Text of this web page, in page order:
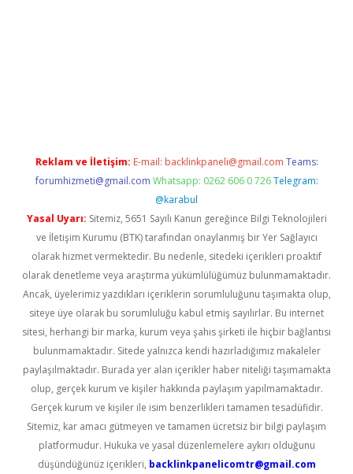
Reklam ve İletişim: E-mail: backlinkpaneli@gmail.com Teams:
forumhizmeti@gmail.com Whatsapp: 0262 606 0 726 Telegram:
@karabul
Yasal Uyarı: Sitemiz, 5651 Sayılı Kanun gereğince Bilgi Teknolojileri
ve İletişim Kurumu (BTK) tarafından onaylanmış bir Yer Sağlayıcı
olarak hizmet vermektedir. Bu nedenle, sitedeki içerikleri proaktif
olarak denetleme veya araştırma yükümlülüğümüz bulunmamaktadır.
Ancak, üyelerimiz yazdıkları içeriklerin sorumluluğunu taşımakta olup,
siteye üye olarak bu sorumluluğu kabul etmiş sayılırlar. Bu internet
sitesi, herhangi bir marka, kurum veya şahıs şirketi ile hiçbir bağlantısı
bulunmamaktadır. Sitede yalnızca kendi hazırladığımız makaleler
paylaşılmaktadır. Burada yer alan içerikler haber niteliği taşımamakta
olup, gerçek kurum ve kişiler hakkında paylaşım yapılmamaktadır.
Gerçek kurum ve kişiler ile isim benzerlikleri tamamen tesadüfidir.
Sitemiz, kar amacı gütmeyen ve tamamen ücretsiz bir bilgi paylaşım
platformudur. Hukuka ve yasal düzenlemelere aykırı olduğunu
düşündüğünüz içerikleri, backlinkpanelicomtr@gmail.com